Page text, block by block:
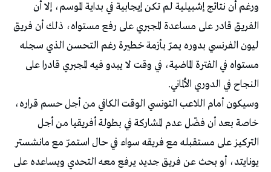
ورغم أن نتائج إشبيلية لم تكن إيجابية في بداية الموسم، إلا أن
الفريق قادر على مساعدة المجبري على رفع مستواه، ذلك أن فريق
ليون الفرنسي بدوره يمرّ بأزمة خطيرة رغم التحسن الذي سجله
مستواه في الفترة الماضية، في وقت لا يبدو فيه المجبري قادرا على
النجاح في الدوري الألماني.
وسيكون أمام اللاعب التونسي الوقت الكافي من أجل حسم قراره،
خاصة بعد أن فضّل عدم المشاركة في بطولة أفريقيا من أجل
التركيز على مستقبله مع فريقه سواء في حال استمرّ مع مانشستر
يونايتد، أو بحث عن فريق جديد يرفع معه التحدي ويساعده على